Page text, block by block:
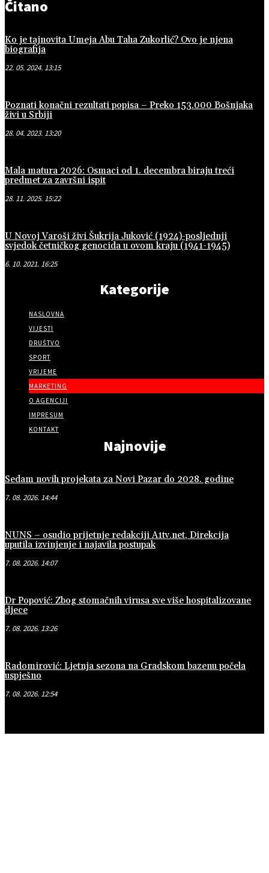
Čitano
Ko je tajnovita Umeja Abu Taha Zukorlić? Ovo je njena
biografija
22. 05. 2024. 13:15
Poznati konačni rezultati popisa – Preko 153.000 Bošnjaka
živi u Srbiji
28. 04. 2023. 13:20
Mala matura 2026: Osmaci od 1. decembra biraju treći
predmet za završni ispit
28. 11. 2025. 15:22
U Novoj Varoši živi Šukrija Juković (1924)-posljednji
svjedok četničkog genocida u ovom kraju (1941-1945)
6. 10. 2021. 16:25
Kategorije
NASLOVNA
VIJESTI
DRUŠTVO
SPORT
VRIJEME
MARKETING
O AGENCIJI
IMPRESUM
KONTAKT
Najnovije
Sedam novih projekata za Novi Pazar do 2028. godine
7. 08. 2026. 14:44
NUNS – osudio prijetnje redakciji A1tv.net, Direkcija
uputila izvinjenje i najavila postupak
7. 08. 2026. 14:07
Dr Popović: Zbog stomačnih virusa sve više hospitalizovane
djece
7. 08. 2026. 13:26
Radomirović: Ljetnja sezona na Gradskom bazenu počela
uspješno
7. 08. 2026. 12:54